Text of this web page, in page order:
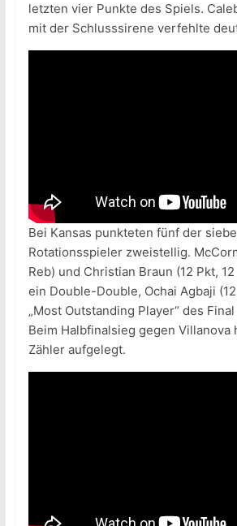
letzten vier Punkte des Spiels.
mit der Schlusssirene verfehlte
Bei Kansas punkteten fünf der
Rotationsspieler zweistellig.
Reb) und Christian Braun (12 Pkt,
ein Double-Double, Ochai Agbaji
„Most Outstanding Player“ des
Beim Halbfinalsieg gegen Villanova
Zähler aufgelegt.